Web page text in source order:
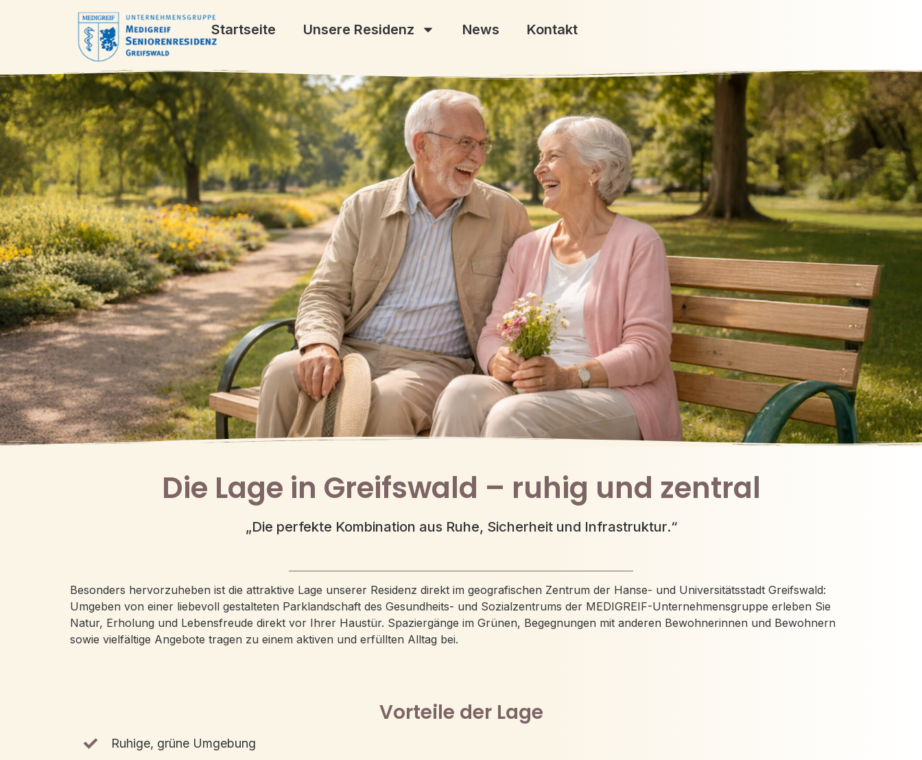
Startseite Unsere Residenz News Kontakt
Die Lage in Greifswald – ruhig und zentral
„Die perfekte Kombination aus Ruhe, Sicherheit und Infrastruktur.“
Besonders hervorzuheben ist die attraktive Lage unserer Residenz direkt im geografischen Zentrum der Hanse- und Universitätsstadt Greifswald:
Umgeben von einer liebevoll gestalteten Parklandschaft des Gesundheits- und Sozialzentrums der MEDIGREIF-Unternehmensgruppe erleben Sie
Natur, Erholung und Lebensfreude direkt vor Ihrer Haustür. Spaziergänge im Grünen, Begegnungen mit anderen Bewohnerinnen und Bewohnern
sowie vielfältige Angebote tragen zu einem aktiven und erfüllten Alltag bei.
Vorteile der Lage
Ruhige, grüne Umgebung